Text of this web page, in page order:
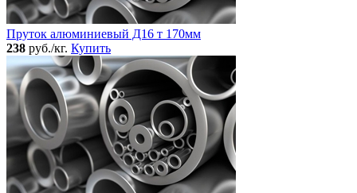
Пруток алюминиевый Д16 т 170мм
238 руб./кг. Купить